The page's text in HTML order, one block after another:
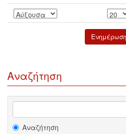
Αναζήτηση
Αναζήτηση